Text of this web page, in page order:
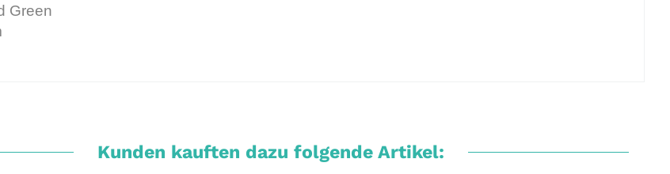
Green
Kunden kauften dazu folgende Artikel: